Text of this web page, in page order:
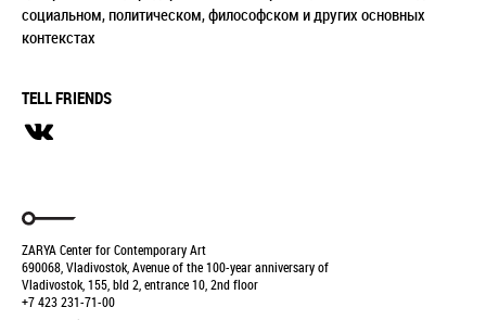
социальном, политическом, философском и других основных
контекстах
TELL FRIENDS
ZARYA Center for Contemporary Art
690068, Vladivostok, Avenue of the 100-year anniversary of
Vladivostok, 155, bld 2, entrance 10, 2nd floor
+7 423 231-71-00